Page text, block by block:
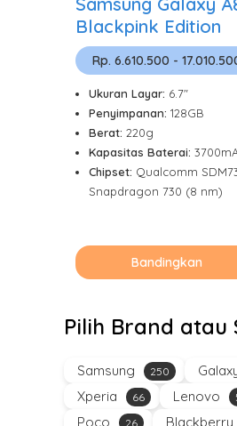
Blackpink Edition
Rp. 6.610.500 -
Ukuran Layar: 6.7"
Penyimpanan: 128GB
Berat: 220g
Kapasitas Baterai:
Chipset: Qualcomm
Snapdragon 730 (8 nm)
Bandingkan
Pilih Brand atau
Samsung 250
Xperia 66 Lenovo
Poco 26 Blackberry